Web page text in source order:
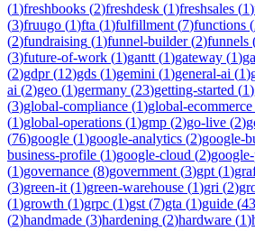
(1)freshbooks (2)freshdesk (1)freshsales (1)
(3)fruugo (1)fta (1)fulfillment (7)functions (
(2)fundraising (1)funnel-builder(2)funnels
(3)future-of-work (1)gantt (1)gateway (1)
(2)gdpr(12)gds (1)gemini (1)general-ai (1)
ai (2)geo (1)germany (23)getting-started (1)
(3)global-compliance (1)global-ecommerce
(1)global-operations (1)gmp (2)go-live (2)
(76)google (1)google-analytics (2)google-
business-profile (1)google-cloud (2)
(1)governance (8)government (3)gpt (1)
(3)green-it (1)green-warehouse (1)gri (2)
(1)growth (1)grpc (1)gst (7)gta (1)guide (43
(2)handmade (3)hardening (2)hardware (1)